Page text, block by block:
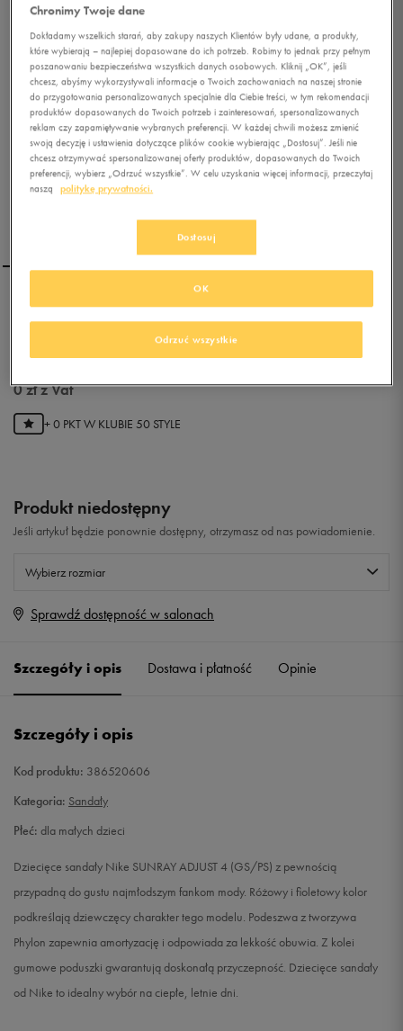
NIKE SUNRAY ADJUST 4
(GS/PS)
0złz Vat
+ 0 PKT W KLUBIE 50 STYLE
Produkt niedostępny
Jeśli artykuł będzie ponownie dostępny, otrzymasz od nas powiadomienie.
Wybierz rozmiar
Rozmiary EU
32 20 cm
35 22 cm Powiadom o dostępności
Sprawdź dostępność w salonach
Szczegóły i opis Dostawa i płatność Opinie
Szczegóły i opis
Kod produktu: 386520606
Kategoria: Sandały
Płeć: dla małych dzieci
Dziecięce sandały Nike SUNRAY ADJUST 4 (GS/PS) z pewnością
przypadną do gustu najmłodszym fankom mody. Różowy i fioletowy kolor
podkreślają dziewczęcy charakter tego modelu. Podeszwa z tworzywa
Phylon zapewnia amortyzację i odpowiada za lekkość obuwia. Z kolei
gumowe poduszki gwarantują doskonałą przyczepność. Dziecięce sandały
od Nike to idealny wybór na ciepłe, letnie dni.
Chronimy Twoje dane
Dokładamy wszelkich starań, aby zakupy naszych Klientów były udane, a produkty,
które wybierają – najlepiej dopasowane do ich potrzeb. Robimy to jednak przy pełnym
poszanowaniu bezpieczeństwa wszystkich danych osobowych. Kliknij „OK”, jeśli
chcesz, abyśmy wykorzystywali informacje o Twoich zachowaniach na naszej stronie
do przygotowania personalizowanych specjalnie dla Ciebie treści, w tym rekomendacji
produktów dopasowanych do Twoich potrzeb i zainteresowań, spersonalizowanych
reklam czy zapamiętywanie wybranych preferencji. W każdej chwili możesz zmienić
swoją decyzję i ustawienia dotyczące plików cookie wybierając „Dostosuj”. Jeśli nie
chcesz otrzymywać spersonalizowanej oferty produktów, dopasowanych do Twoich
preferencji, wybierz „Odrzuć wszystkie”. W celu uzyskania więcej informacji, przeczytaj
naszą
politykę prywatności.
Dostosuj
Odrzuć wszystkie
OK